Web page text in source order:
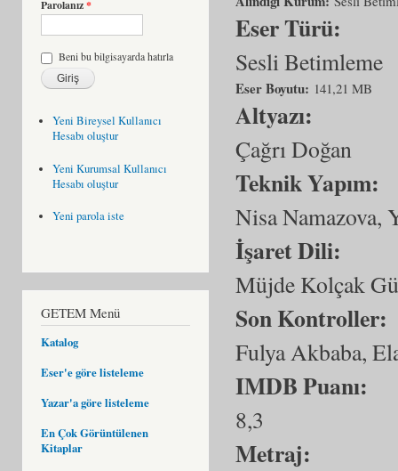
Parolanız*
Beni bu bilgisayarda hatırla
Yeni Bireysel Kullanıcı
Hesabı oluştur
Yeni Kurumsal Kullanıcı
Hesabı oluştur
Yeni parola iste
GETEM Menü
Katalog
Eser'e göre listeleme
Yazar'a göre listeleme
En Çok Görüntülenen
Kitaplar
Eser Türü:
Sesli Betimleme
Eser Boyutu: 141,21 MB
Altyazı:
Çağrı Doğan
Teknik Yapım:
Nisa Namazova,
İşaret Dili:
Müjde Kolçak
Son Kontroller:
Fulya Akbaba,
IMDB Puanı:
8,3
Metraj: